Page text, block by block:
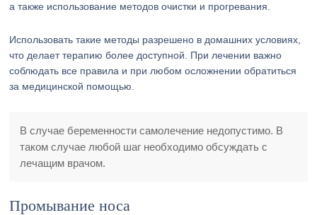
а также использование методов очистки и прогревания.
Использовать такие методы разрешено в домашних условиях,
что делает терапию более доступной. При лечении важно
соблюдать все правила и при любом осложнении обратиться
за медицинской помощью.
В случае беременности самолечение недопустимо. В
таком случае любой шаг необходимо обсуждать с
лечащим врачом.
Промывание носа